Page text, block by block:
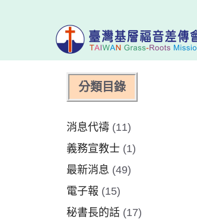
新舊約圖文聖經
多元版聖經預言
聖經故事屋
床邊聖經故事
兒童聖經故事
超級妙妙書
分類目錄
消息代禱 (11)
義務宣教士 (1)
最新消息 (49)
電子報 (15)
秘書長的話 (17)